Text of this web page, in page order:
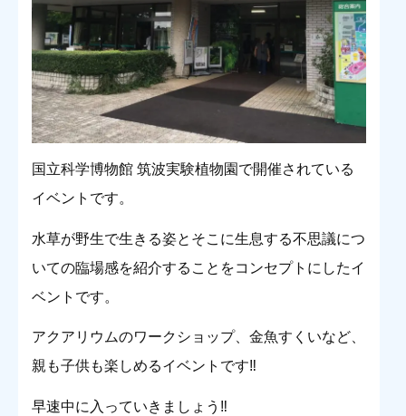
国立科学博物館 筑波実験植物園で開催されている
イベントです。
水草が野生で生きる姿とそこに生息する不思議につ
いての臨場感を紹介することをコンセプトにしたイ
ベントです。
アクアリウムのワークショップ、金魚すくいなど、
親も子供も楽しめるイベントです‼︎
早速中に入っていきましょう‼︎